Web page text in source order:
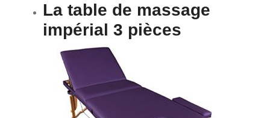
La table de massage
impérial 3 pièces